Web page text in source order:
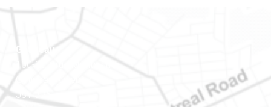
Gatineau
100-200, rue Montcalm
Gatineau (Québec)
J8Y 3B5